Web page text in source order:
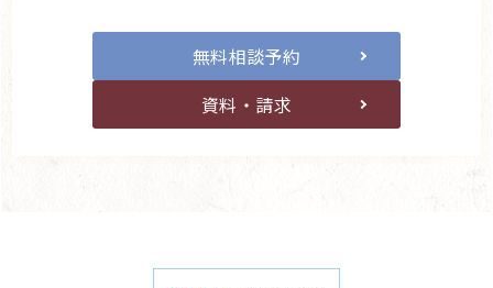
無料相談予約
資料・請求